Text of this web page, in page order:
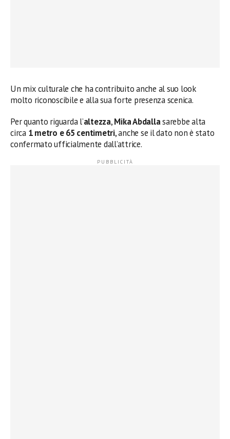
Un mix culturale che ha contribuito anche al suo look
molto riconoscibile e alla sua forte presenza scenica.
Per quanto riguarda l’altezza,Mika Abdallasarebbe alta
circa 1 metro e 65 centimetri, anche se il dato non è stato
confermato ufficialmente dall’attrice.